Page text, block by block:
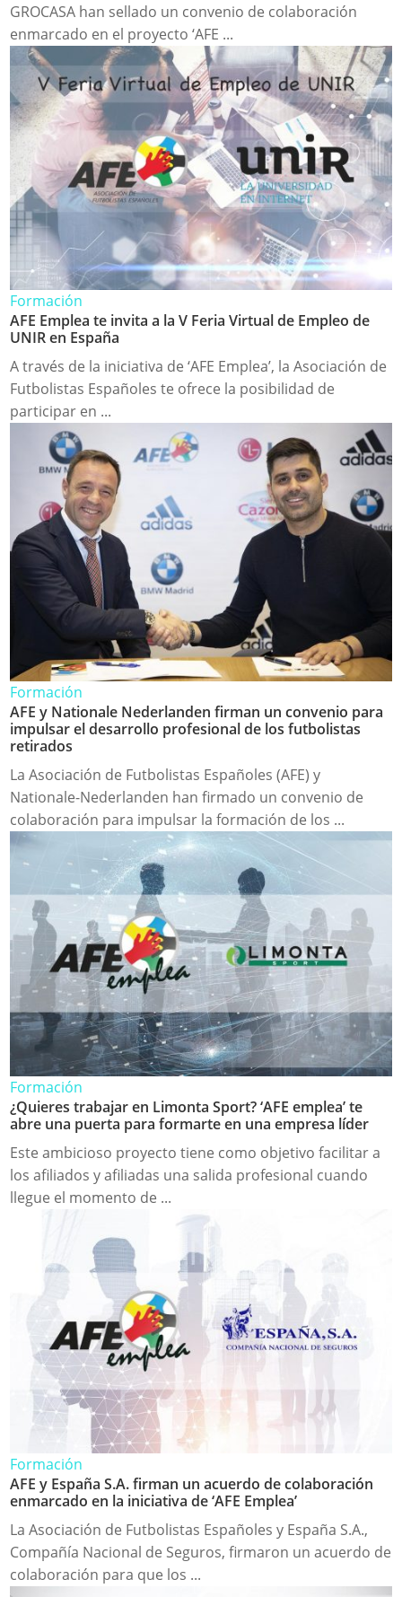
GROCASA han sellado un convenio de colaboración
enmarcado en el proyecto ‘AFE ...
Formación
AFE Emplea te invita a la V Feria Virtual de Empleo de
UNIR en España
A través de la iniciativa de ‘AFE Emplea’, la Asociación de
Futbolistas Españoles te ofrece la posibilidad de
participar en ...
Formación
AFE y Nationale Nederlanden firman un convenio para
impulsar el desarrollo profesional de los futbolistas
retirados
La Asociación de Futbolistas Españoles (AFE) y
Nationale-Nederlanden han firmado un convenio de
colaboración para impulsar la formación de los ...
Formación
¿Quieres trabajar en Limonta Sport? ‘AFE emplea’ te
abre una puerta para formarte en una empresa líder
Este ambicioso proyecto tiene como objetivo facilitar a
los afiliados y afiliadas una salida profesional cuando
llegue el momento de ...
Formación
AFE y España S.A. firman un acuerdo de colaboración
enmarcado en la iniciativa de ‘AFE Emplea’
La Asociación de Futbolistas Españoles y España S.A.,
Compañía Nacional de Seguros, firmaron un acuerdo de
colaboración para que los ...